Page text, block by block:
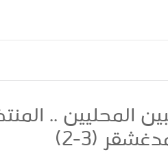
المحليين ..
(3-2)